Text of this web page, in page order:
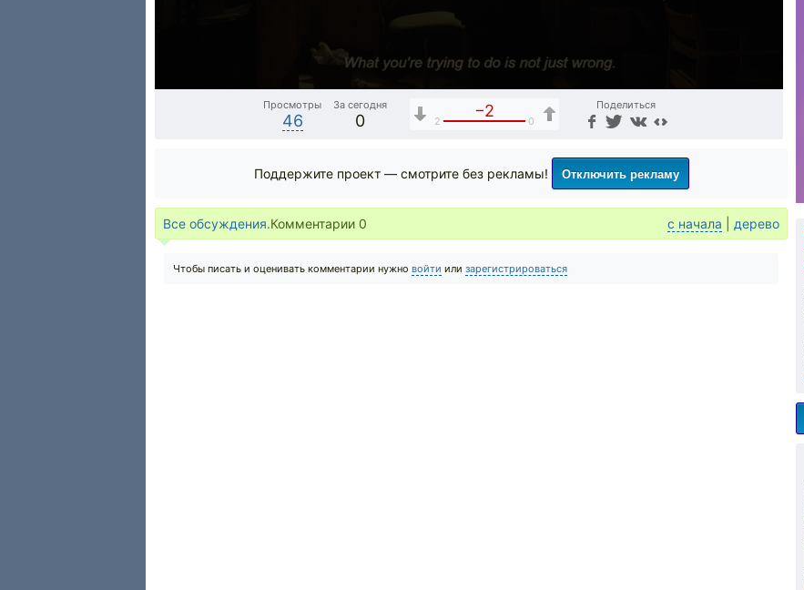
Просмотры
46
За сегодня
0
−2
2 0
Поделиться
Поддержите проект — смотрите без рекламы! Отключить рекламу
Все обсуждения.Комментарии 0 с начала дерево
Чтобы писать и оценивать комментарии нужно войти или зарегистрироваться